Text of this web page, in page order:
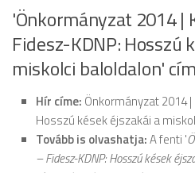
'Önkormányzat 2014 |
Fidesz-KDNP: Hosszú
miskolci baloldalon'
Hír címe: Önkormányzat 2014
Hosszú kések éjszakái a
Tovább is olvashatja:A fenti '
– Fidesz-KDNP: Hosszú kések